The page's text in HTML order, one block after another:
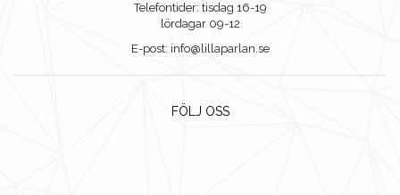
Telefontider: tisdag 16-19
lördagar 09-12
E-post: info@lillaparlan.se
FÖLJ OSS